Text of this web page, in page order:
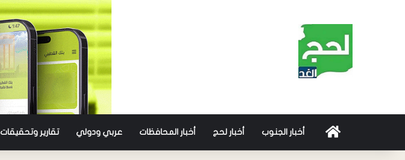
أخبار الجنوب أخبار لحج أخبار المحافظات عربي ودولي تقارير وتحقيقات